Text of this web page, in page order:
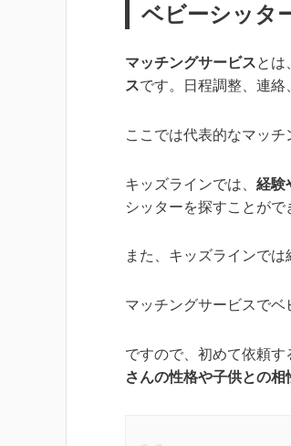
ベビーシッタ
マッチングサービスとは
スです。日程調整、連絡
ここでは代表的なマッ
キッズラインでは、 経験
シッターを探すことがで
また、キッズラインで
マッチングサービスでベ
ですので、初めて依頼す
さんの性格や子供との相